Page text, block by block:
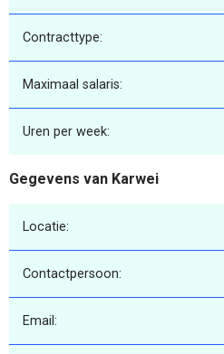
Contracttype:
Maximaal salaris:
Uren per week:
Gegevens van Karwei
Locatie:
Contactpersoon:
Email: